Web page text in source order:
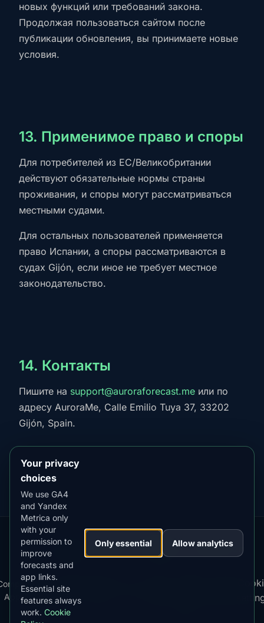
новых функций или требований закона.
Продолжая пользоваться сайтом после
публикации обновления, вы принимаете новые
условия.
13. Применимое право и споры
Для потребителей из ЕС/Великобритании
действуют обязательные нормы страны
проживания, и споры могут рассматриваться
местными судами.
Для остальных пользователей применяется
право Испании, а споры рассматриваются в
судах Gijón, если иное не требует местное
законодательство.
14. Контакты
Пишите на support@auroraforecast.me или по
адресу AuroraMe, Calle Emilio Tuya 37, 33202
Gijón, Spain.
Our
Apps:
Snow
Forecast
MistyWay·
Lightning
Tracker
·TanPilot·Benzio
Apps
·
Kp
Index
·
Best
Time
Your privacy
choices
We use GA4
and Yandex
Metrica only
with your
permission to
improve
forecasts and
app links.
Essential site
features always
work. Cookie
Only essential Allow analytics